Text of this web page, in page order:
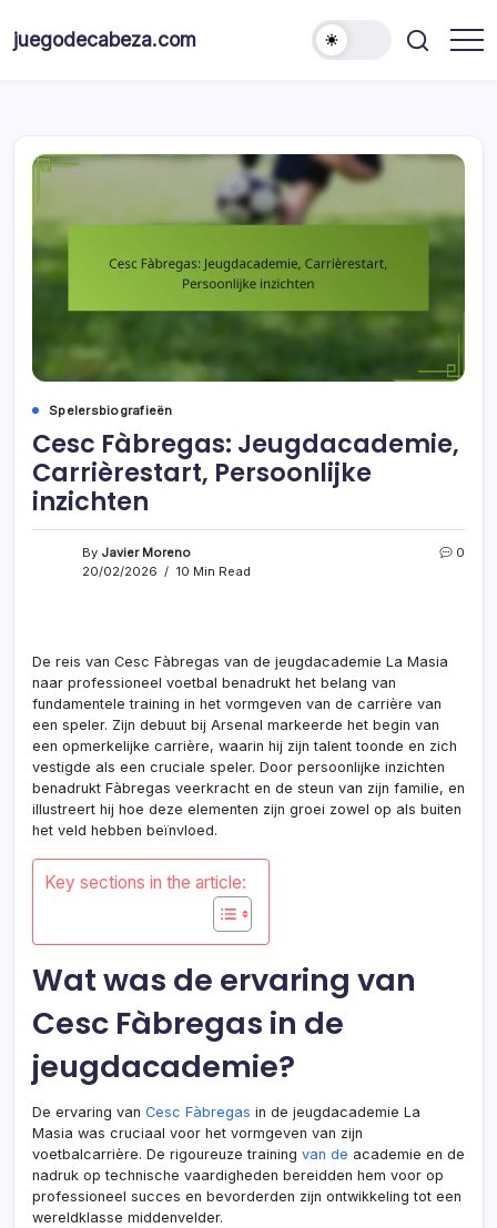
juegodecabeza.com
Spelersbiografieën
Cesc Fàbregas: Jeugdacademie,
Carrièrestart, Persoonlijke
inzichten
By Javier Moreno
20/02/2026
10 Min Read
0
De reis van Cesc Fàbregas van de jeugdacademie La Masia
naar professioneel voetbal benadrukt het belang van
fundamentele training in het vormgeven van de carrière van
een speler. Zijn debuut bij Arsenal markeerde het begin van
een opmerkelijke carrière, waarin hij zijn talent toonde en zich
vestigde als een cruciale speler. Door persoonlijke inzichten
benadrukt Fàbregas veerkracht en de steun van zijn familie, en
illustreert hij hoe deze elementen zijn groei zowel op als buiten
het veld hebben beïnvloed.
Key sections in the article:
Wat was de ervaring van
Cesc Fàbregas in de
jeugdacademie?
De ervaring van Cesc Fàbregas in de jeugdacademie La
Masia was cruciaal voor het vormgeven van zijn
voetbalcarrière. De rigoureuze training van de academie en de
nadruk op technische vaardigheden bereidden hem voor op
professioneel succes en bevorderden zijn ontwikkeling tot een
wereldklasse middenvelder.